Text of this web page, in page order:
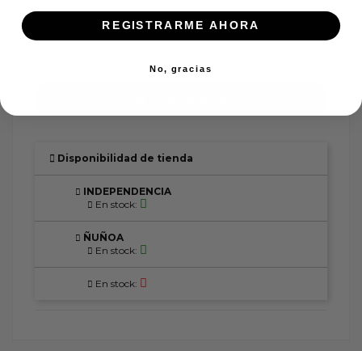
Disponibilidad de tienda
INDEPENDENCIA
En stock:
ÑUÑOA
En stock:
En stock:
REGISTRARME AHORA
No, gracias